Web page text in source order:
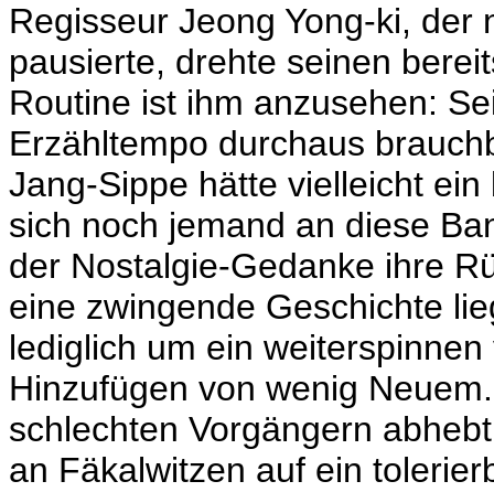
Regisseur Jeong Yong-ki, der
pausierte, drehte seinen
Routine ist ihm anzusehen:
Erzähltempo durchaus
Jang-Sippe hätte vielleicht
sich noch jemand an diese
der Nostalgie-Gedanke ihre
eine zwingende Geschichte
lediglich um ein
Hinzufügen von wenig
schlechten Vorgängern
an Fäkalwitzen auf ein